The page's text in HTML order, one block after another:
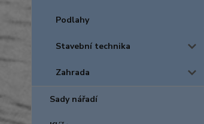
Podlahy
Stavební technika
Zahrada
Sady nářadí